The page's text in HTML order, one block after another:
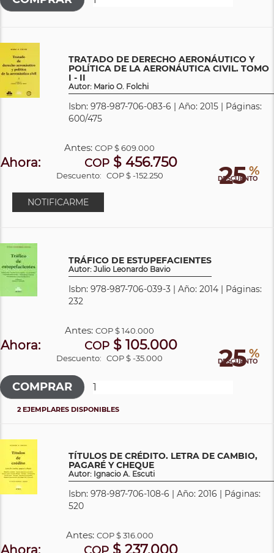
TRATADO DE DERECHO AERONÁUTICO Y
POLÍTICA DE LA AERONÁUTICA CIVIL. TOMO
I - II
Autor: Mario O. Folchi
Isbn: 978-987-706-083-6 | Año: 2015 | Páginas:
600/475
25 %
DESCUENTO
Antes:COP$ 609.000
Ahora: COP $ 456.750
Descuento: COP $ -152.250
NOTIFICARME
TRÁFICO DE ESTUPEFACIENTES
Autor: Julio Leonardo Bavio
Isbn: 978-987-706-039-3 | Año: 2014 | Páginas:
232
25 %
DESCUENTO
Antes:COP$ 140.000
Ahora: COP $ 105.000
Descuento: COP $ -35.000
2 EJEMPLARES DISPONIBLES
TÍTULOS DE CRÉDITO. LETRA DE CAMBIO,
PAGARÉ Y CHEQUE
Autor: Ignacio A. Escuti
Isbn: 978-987-706-108-6 | Año: 2016 | Páginas:
520
Antes: COP$ 316.000